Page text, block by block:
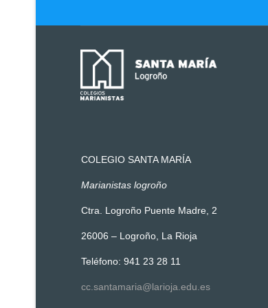
COLEGIO SANTA MARÍA
Marianistas logroño
Ctra. Logroño Puente Madre, 2
26006 – Logroño, La Rioja
Teléfono: 941 23 28 11
cc.santamaria@larioja.edu.es